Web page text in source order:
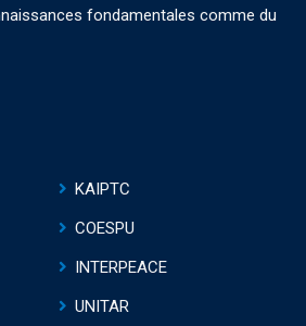
fondamentales comme du
KAIPTC
COESPU
INTERPEACE
UNITAR